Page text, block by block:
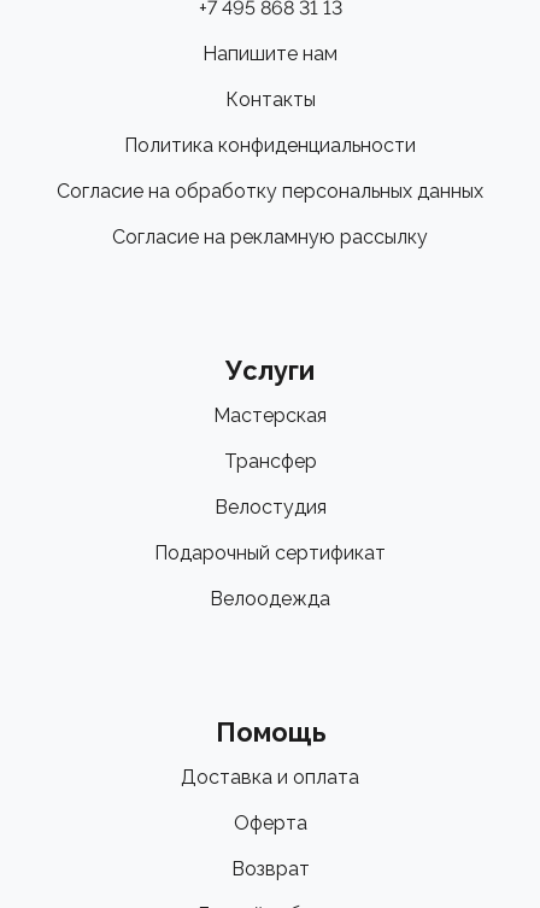
+7 495 868 31 13
Напишите нам
Контакты
Политика конфиденциальности
Согласие на обработку персональных данных
Согласие на рекламную рассылку
Услуги
Мастерская
Трансфер
Велостудия
Подарочный сертификат
Велоодежда
Помощь
Доставка и оплата
Оферта
Возврат